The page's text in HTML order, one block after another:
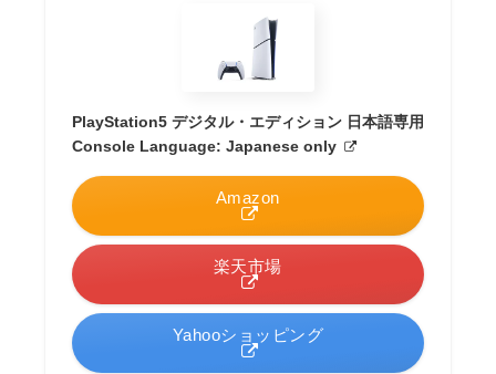
PlayStation5 デジタル・エディション 日本語専用
Console Language: Japanese only
Amazon
楽天市場
Yahooショッピング